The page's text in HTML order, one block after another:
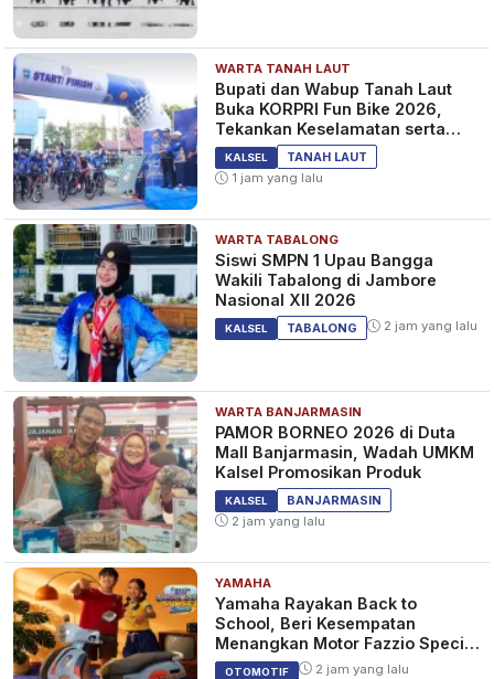
WARTA TANAH LAUT
Bupati dan Wabup Tanah Laut
Buka KORPRI Fun Bike 2026,
Tekankan Keselamatan serta
Kebersamaan
KALSEL
TANAH LAUT
1 jam yang lalu
WARTA TABALONG
Siswi SMPN 1 Upau Bangga
Wakili Tabalong di Jambore
Nasional XII 2026
KALSEL TABALONG 2 jam yang lalu
WARTA BANJARMASIN
PAMOR BORNEO 2026 di Duta
Mall Banjarmasin, Wadah UMKM
Kalsel Promosikan Produk
KALSEL
BANJARMASIN
2 jam yang lalu
YAMAHA
Yamaha Rayakan Back to
School, Beri Kesempatan
Menangkan Motor Fazzio Special
Edition Sunset Blue
OTOMOTIF 2 jam yang lalu